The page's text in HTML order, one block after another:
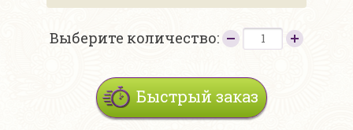
Выберите количество:
Быстрый заказ